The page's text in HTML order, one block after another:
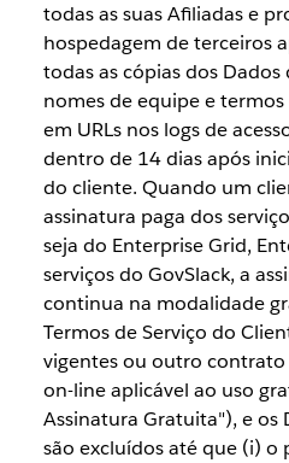
todas as suas Afiliadas e
hospedagem de terceiros
todas as cópias dos
nomes de equipe e
em URLs nos logs de
dentro de 14 dias após
do cliente. Quando um
assinatura paga dos
seja do Enterprise Grid,
serviços do GovSlack, a
continua na modalidade
Termos de Serviço do
vigentes ou outro
on-line aplicável ao uso
Assinatura Gratuita"), e os
são excluídos até que (i) o